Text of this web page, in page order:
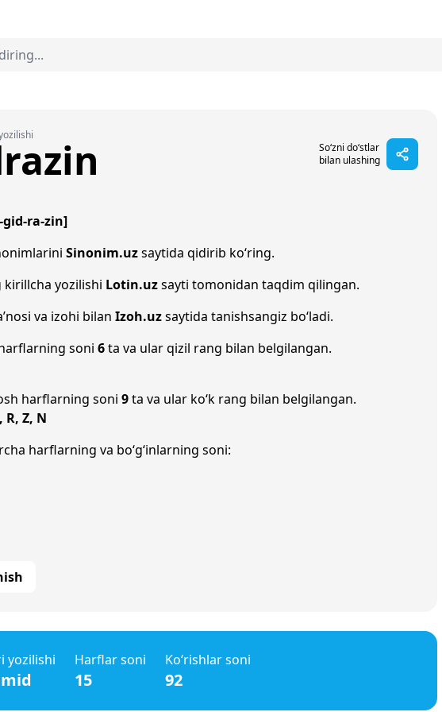
So‘zni do‘stlar
bilan ulashing
ra-zin]
Sinonim.uzsaytida qidirib ko‘ring.
kirillcha yozilishi Lotin.uzsayti tomonidan taqdim qilingan.
va izohi bilan Izoh.uzsaytida tanishsangiz bo‘ladi.
soni 6ta va ular qizil rang bilan belgilangan.
harflarning soni 9ta va ular ko‘k rang bilan belgilangan.
R, Z, N
harflarning va bo‘g‘inlarning soni:
yozilishi Harflar soni
15
Ko‘rishlar soni
92